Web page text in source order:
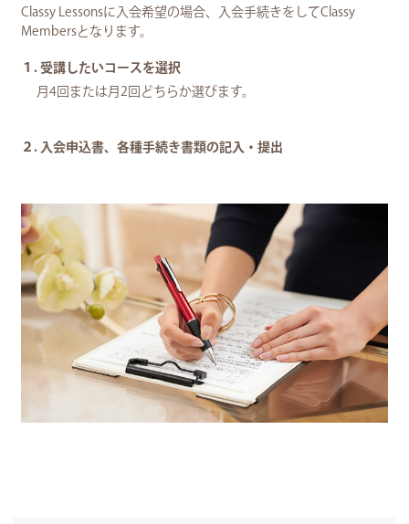
Classy Lessonsに入会希望の場合、入会手続きをしてClassy
Membersとなります。
１. 受講したいコースを選択
月4回または月2回どちらか選びます。
２. 入会申込書、各種手続き書類の記入・提出